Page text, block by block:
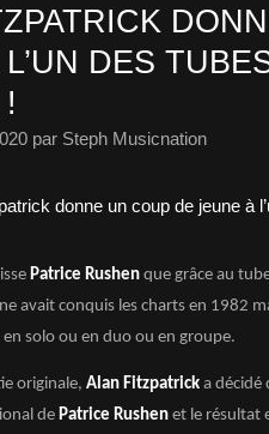
DES
par Steph Musicnation
Patrice Rushen que grâce au
avait conquis les charts en 1982
solo ou en duo ou en groupe.
originale, Alan Fitzpatrick a décidé
dePatrice Rushen et le résultat